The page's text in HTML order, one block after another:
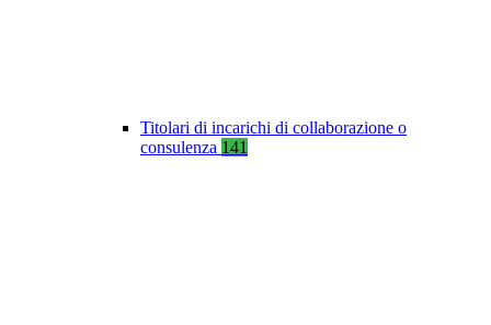
Titolari di incarichi di collaborazione o
consulenza 141